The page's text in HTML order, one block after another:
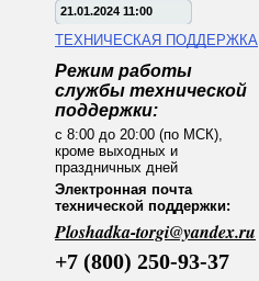
21.01.2024 11:00
ТЕХНИЧЕСКАЯ ПОДДЕРЖКА
Режим работы
службы технической
поддержки:
с 8:00 до 20:00 (по МСК),
кроме выходных и
праздничных дней
Электронная почта
технической поддержки:
Ploshadka-torgi@yandex.ru
+7 (800) 250-93-37